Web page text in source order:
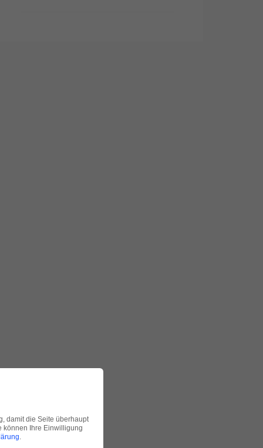
damit die Seite überhaupt
können Ihre Einwilligung